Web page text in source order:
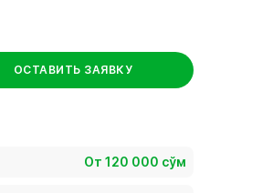
ОСТАВИТЬ ЗАЯВКУ
От 120 000 сўм